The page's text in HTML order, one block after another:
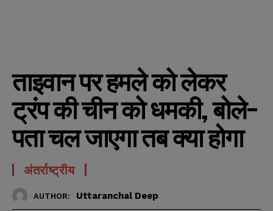
ताइवान पर हमले को लेकर
ट्रंप की चीन को धमकी, बोले-
पता चल जाएगा तब क्या होगा
अंतर्राष्ट्रीय
AUTHOR: Uttaranchal Deep